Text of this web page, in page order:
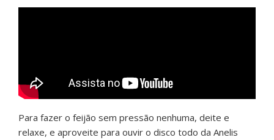
Para fazer o feijão sem pressão nenhuma, deite e
relaxe, e aproveite para ouvir o disco todo da Anelis